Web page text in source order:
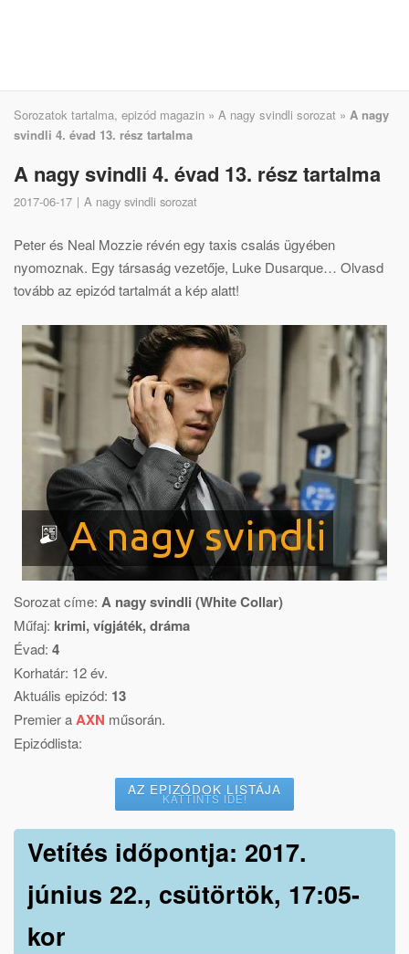
Sorozatok tartalma, epizód magazin » A nagy svindli sorozat » A nagy
svindli 4. évad 13. rész tartalma
A nagy svindli 4. évad 13. rész tartalma
2017-06-17 A nagy svindli sorozat
Peter és Neal Mozzie révén egy taxis csalás ügyében
nyomoznak. Egy társaság vezetője, Luke Dusarque… Olvasd
tovább az epizód tartalmát a kép alatt!
Sorozat címe: A nagy svindli (White Collar)
Műfaj: krimi, vígjáték, dráma
Évad: 4
Korhatár: 12 év.
Aktuális epizód: 13
Premier aAXN műsorán.
Epizódlista:
AZ EPIZÓDOK LISTÁJA
KATTINTS IDE!
Vetítés időpontja: 2017.
június 22., csütörtök, 17:05-
kor